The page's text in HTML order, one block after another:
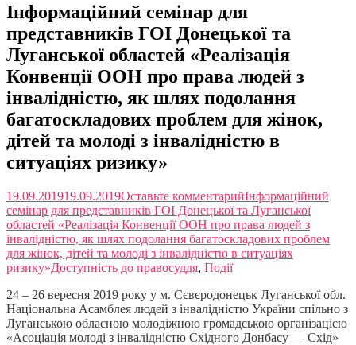
Інформаційний семінар для
представників ГОІ Донецької та
Луганської областей «Реалізація
Конвенції ООН про права людей з
інвалідністю, як шлях подолання
багатоскладових проблем для жінок,
дітей та молоді з інвалідністю в
ситуаціях ризику»
19.09.201919.09.2019Оставьте комментарийІнформаційний
семінар для представників ГОІ Донецької та Луганської
областей «Реалізація Конвенції ООН про права людей з
інвалідністю, як шлях подолання багатоскладових проблем
для жінок, дітей та молоді з інвалідністю в ситуаціях
ризику»Доступність до правосуддя, Події
24 – 26 вересня 2019 року у м. Сєвєродонецьк Луганської обл.
Національна Асамблея людей з інвалідністю України спільно з
Луганською обласною молодіжною громадською організацією
«Асоціація молоді з інвалідністю Східного Донбасу — Схід»